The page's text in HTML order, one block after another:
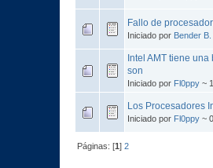
Fallo de
Iniciado por Bender B.
Intel AMT tiene
son
Iniciado por Fl0ppy ~
Los Procesadores
Iniciado por Fl0ppy ~
Páginas: [1]2